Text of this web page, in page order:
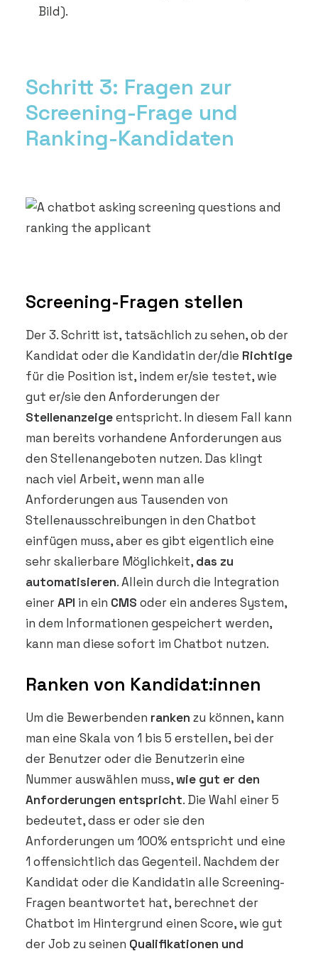
Bild).
Schritt 3: Fragen zur
Screening-Frage und
Ranking-Kandidaten
Screening-Fragen stellen
Der 3. Schritt ist, tatsächlich zu sehen, ob der
Kandidat oder die Kandidatin der/die Richtige
für die Position ist, indem er/sie testet, wie
gut er/sie den Anforderungen der
Stellenanzeigeentspricht. In diesem Fall kann
man bereits vorhandene Anforderungen aus
den Stellenangeboten nutzen. Das klingt
nach viel Arbeit, wenn man alle
Anforderungen aus Tausenden von
Stellenausschreibungen in den Chatbot
einfügen muss, aber es gibt eigentlich eine
sehr skalierbare Möglichkeit, das zu
automatisieren. Allein durch die Integration
einerAPI in ein CMS oder ein anderes System,
in dem Informationen gespeichert werden,
kann man diese sofort im Chatbot nutzen.
Ranken von Kandidat:innen
Um die Bewerbenden ranken zu können, kann
man eine Skala von 1 bis 5 erstellen, bei der
der Benutzer oder die Benutzerin eine
Nummer auswählen muss,wie gut er den
Anforderungen entspricht. Die Wahl einer 5
bedeutet, dass er oder sie den
Anforderungen um 100% entspricht und eine
1 offensichtlich das Gegenteil. Nachdem der
Kandidat oder die Kandidatin alle Screening-
Fragen beantwortet hat, berechnet der
Chatbot im Hintergrund einen Score, wie gut
der Job zu seinen Qualifikationen und